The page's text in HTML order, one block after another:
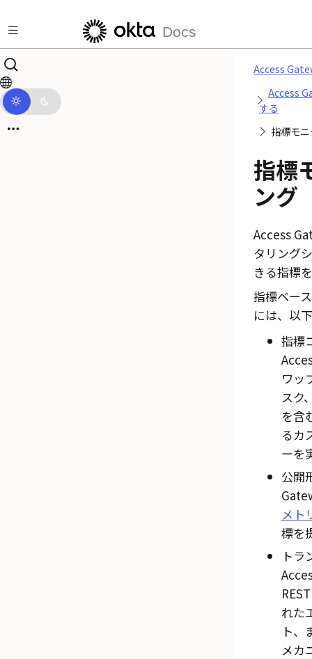
Docs
Access
Access
する
指標モ
指標
ング
Access
タリング
きる指標
指標ベー
には、以
指標
ワッ
スク
を含
るカ
ーを
公開
メト
標を
トラ
れた
ト、
メカ